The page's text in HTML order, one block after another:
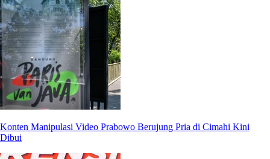
Konten Manipulasi Video Prabowo Berujung Pria di Cimahi Kini
Dibui